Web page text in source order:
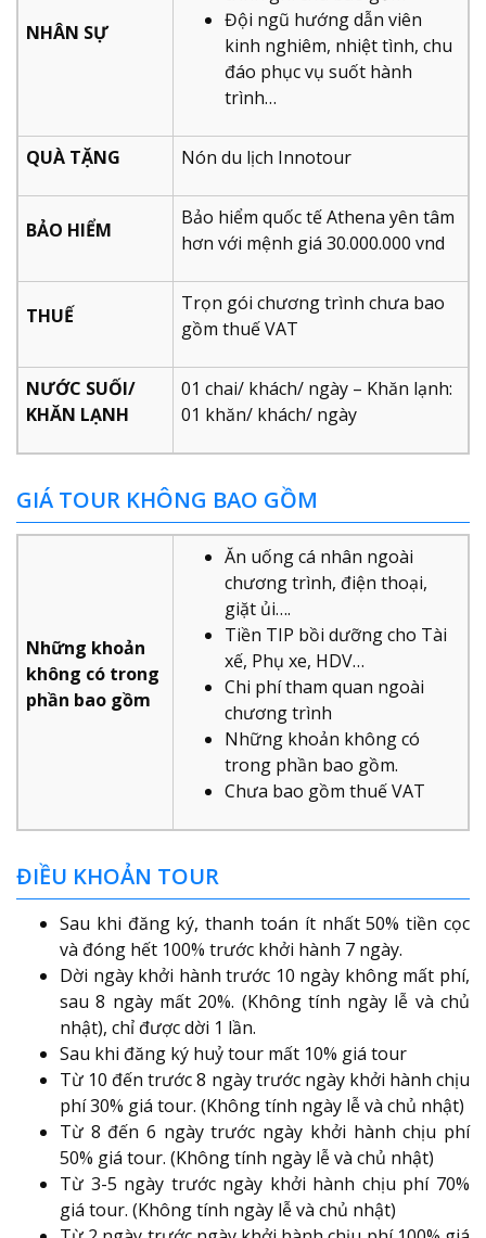
NHÂN SỰ
Đội ngũ hướng dẫn viên
kinh nghiêm, nhiệt tình, chu
đáo phục vụ suốt hành
trình…
QUÀ TẶNG Nón du lịch Innotour
BẢO HIỂM
Bảo hiểm quốc tế Athena yên tâm
hơn với mệnh giá 30.000.000 vnd
THUẾ
Trọn gói chương trình chưa bao
gồm thuế VAT
NƯỚC SUỐI/
KHĂN LẠNH
01 chai/ khách/ ngày – Khăn lạnh:
01 khăn/ khách/ ngày
GIÁ TOUR KHÔNG BAO GỒM
Những khoản
không có trong
phần bao gồm
Ăn uống cá nhân ngoài
chương trình, điện thoại,
giặt ủi….
Tiền TIP bồi dưỡng cho Tài
xế, Phụ xe, HDV…
Chi phí tham quan ngoài
chương trình
Những khoản không có
trong phần bao gồm.
Chưa bao gồm thuế VAT
ĐIỀU KHOẢN TOUR
Sau khi đăng ký, thanh toán ít nhất 50% tiền cọc
và đóng hết 100% trước khởi hành 7 ngày.
Dời ngày khởi hành trước 10 ngày không mất phí,
sau 8 ngày mất 20%. (Không tính ngày lễ và chủ
nhật), chỉ được dời 1 lần.
Sau khi đăng ký huỷ tour mất 10% giá tour
Từ 10 đến trước 8 ngày trước ngày khởi hành chịu
phí 30% giá tour. (Không tính ngày lễ và chủ nhật)
Từ 8 đến 6 ngày trước ngày khởi hành chịu phí
50% giá tour. (Không tính ngày lễ và chủ nhật)
Từ 3-5 ngày trước ngày khởi hành chịu phí 70%
giá tour. (Không tính ngày lễ và chủ nhật)